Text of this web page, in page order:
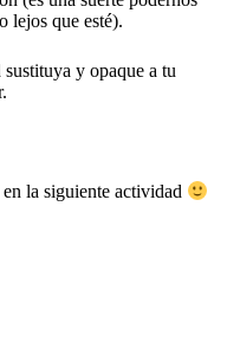
lejos que esté).
y opaque a tu
la siguiente actividad